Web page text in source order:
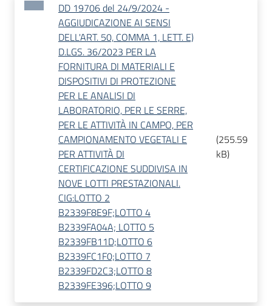
DD 19706 del 24/9/2024 -
AGGIUDICAZIONE AI SENSI
DELL'ART. 50, COMMA 1, LETT. E)
D.LGS. 36/2023 PER LA
FORNITURA DI MATERIALI E
DISPOSITIVI DI PROTEZIONE
PER LE ANALISI DI
LABORATORIO, PER LE SERRE,
PER LE ATTIVITÀ IN CAMPO, PER
CAMPIONAMENTO VEGETALI E
PER ATTIVITÀ DI
CERTIFICAZIONE SUDDIVISA IN
NOVE LOTTI PRESTAZIONALI.
CIG:LOTTO 2
B2339F8E9F;LOTTO 4
B2339FA04A; LOTTO 5
B2339FB11D;LOTTO 6
B2339FC1F0;LOTTO 7
B2339FD2C3;LOTTO 8
B2339FE396;LOTTO 9
(255.59
kB)